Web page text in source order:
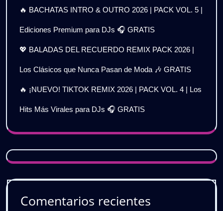
🔥 BACHATAS INTRO & OUTRO 2026 | PACK VOL. 5 |
Ediciones Premium para DJs 🎧 GRATIS
💖 BALADAS DEL RECUERDO REMIX PACK 2026 |
Los Clásicos que Nunca Pasan de Moda 🎶 GRATIS
🔥 ¡NUEVO! TIKTOK REMIX 2026 | PACK VOL. 4 | Los
Hits Más Virales para DJs 🎧 GRATIS
Comentarios recientes